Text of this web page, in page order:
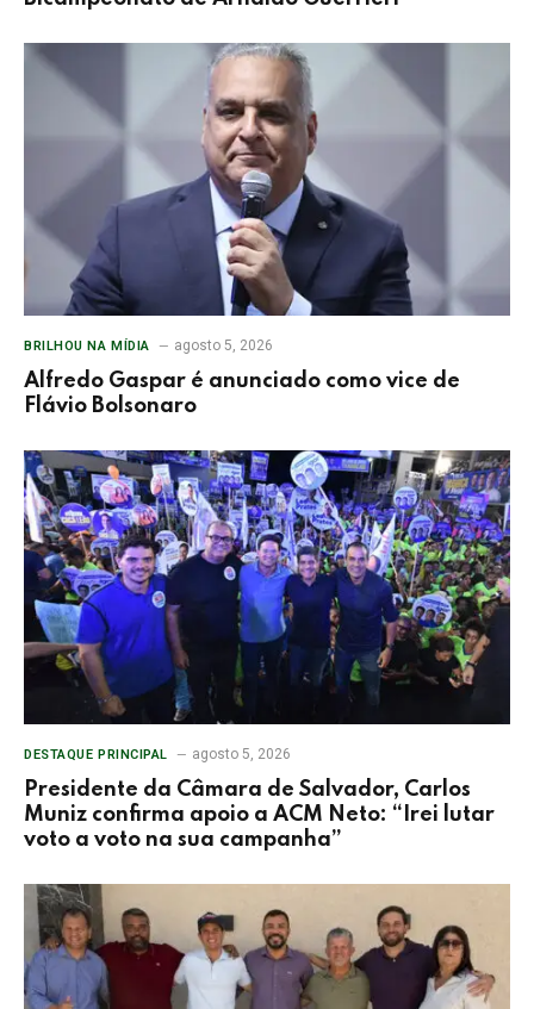
BRILHOU NA MÍDIA agosto 5, 2026
Alfredo Gaspar é anunciado como vice de
Flávio Bolsonaro
DESTAQUE PRINCIPAL agosto 5, 2026
Presidente da Câmara de Salvador, Carlos
Muniz confirma apoio a ACM Neto: “Irei lutar
voto a voto na sua campanha”